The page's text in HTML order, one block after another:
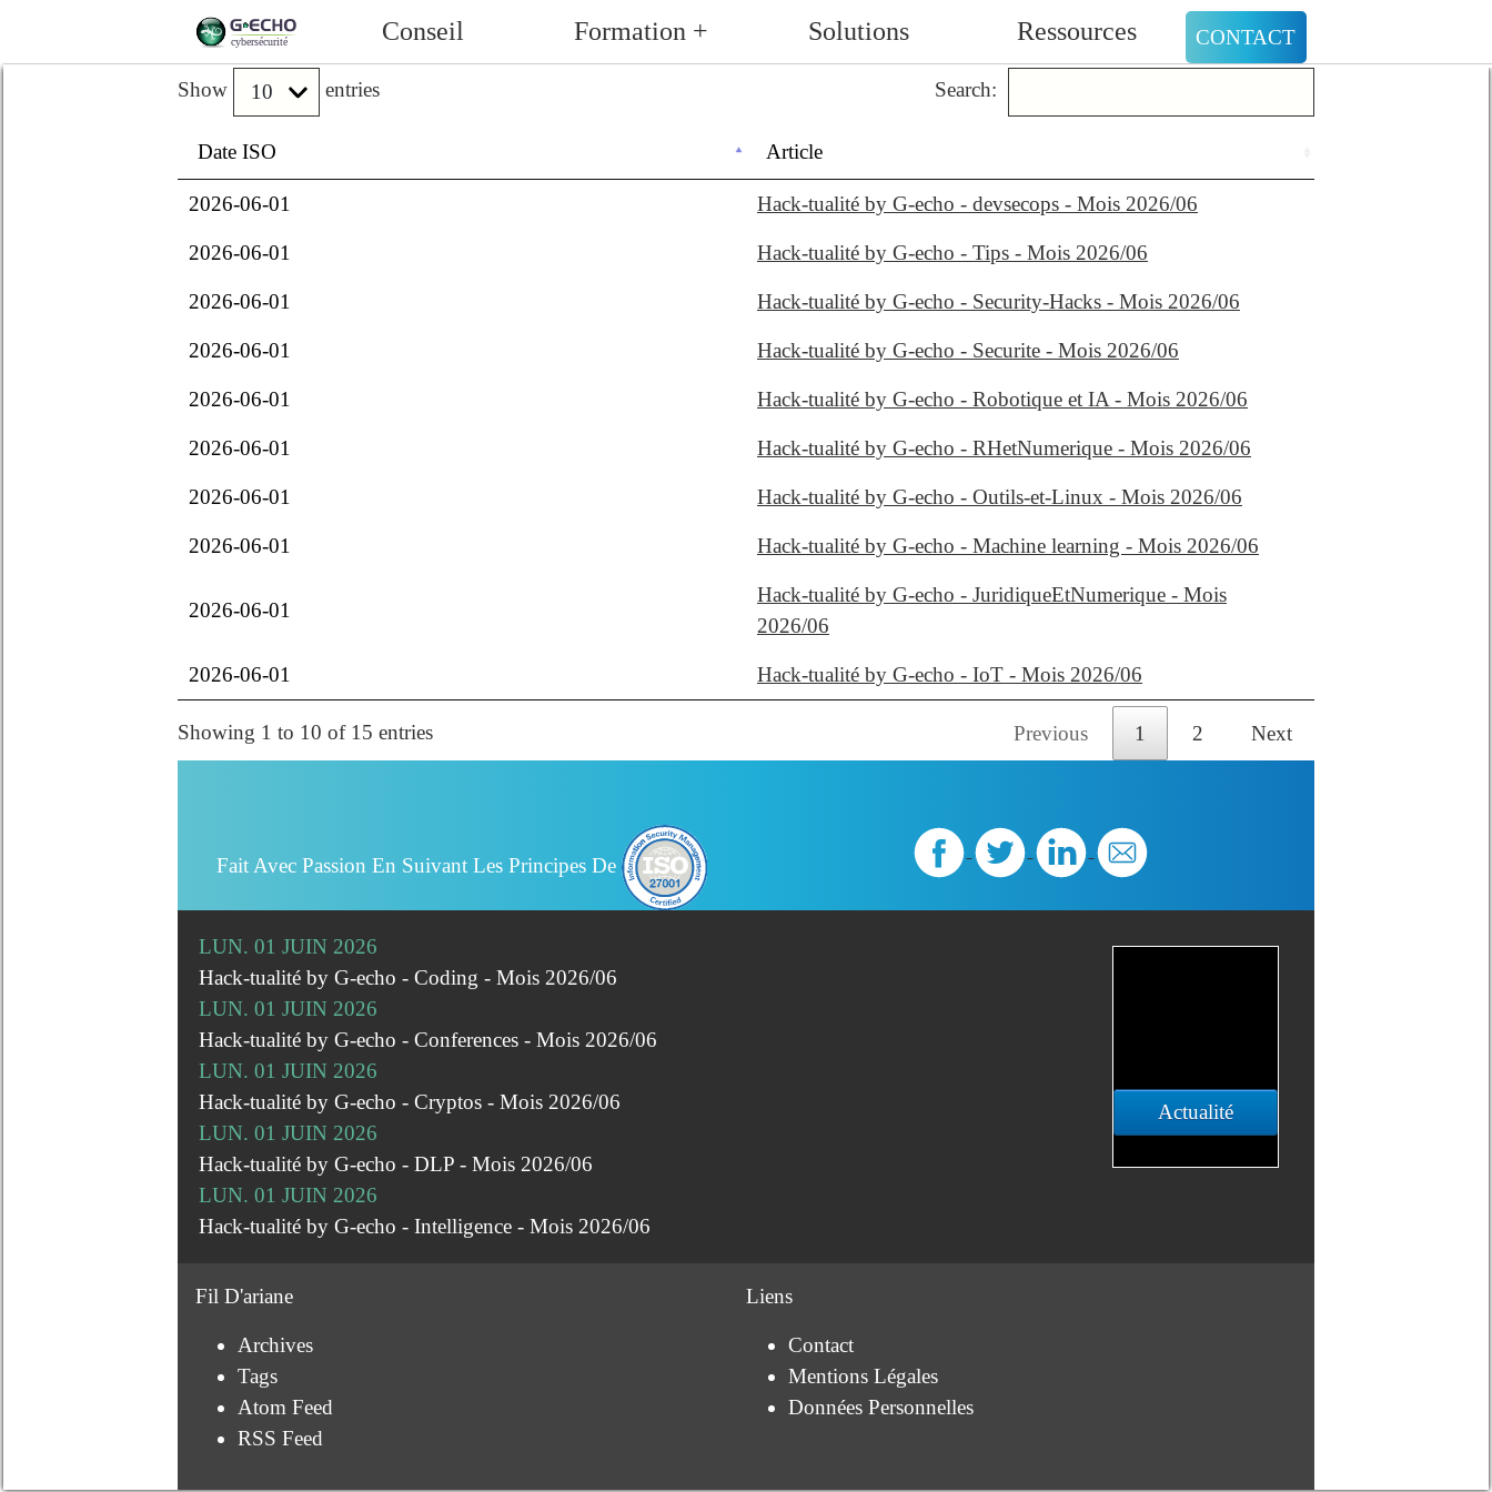
CONTACT
Conseil Formation + Solutions Ressources
Show entries Search:
Date ISO Article
2026-06-01 Hack-tualité by G-echo - devsecops - Mois 2026/06
2026-06-01 Hack-tualité by G-echo - Tips - Mois 2026/06
2026-06-01 Hack-tualité by G-echo - Security-Hacks - Mois 2026/06
2026-06-01 Hack-tualité by G-echo - Securite - Mois 2026/06
2026-06-01 Hack-tualité by G-echo - Robotique et IA - Mois 2026/06
2026-06-01 Hack-tualité by G-echo - RHetNumerique - Mois 2026/06
2026-06-01 Hack-tualité by G-echo - Outils-et-Linux - Mois 2026/06
2026-06-01 Hack-tualité by G-echo - Machine learning - Mois 2026/06
2026-06-01
Hack-tualité by G-echo - JuridiqueEtNumerique - Mois
2026/06
2026-06-01 Hack-tualité by G-echo - IoT - Mois 2026/06
Showing 1 to 10 of 15 entries Previous 1 2 Next
Fait Avec Passion En Suivant Les Principes De
Actualité
LUN. 01 JUIN 2026
Hack-tualité by G-echo - Coding - Mois 2026/06
LUN. 01 JUIN 2026
Hack-tualité by G-echo - Conferences - Mois 2026/06
LUN. 01 JUIN 2026
Hack-tualité by G-echo - Cryptos - Mois 2026/06
LUN. 01 JUIN 2026
Hack-tualité by G-echo - DLP - Mois 2026/06
LUN. 01 JUIN 2026
Hack-tualité by G-echo - Intelligence - Mois 2026/06
Fil D'ariane
Archives
Tags
Atom Feed
RSS Feed
Liens
Contact
Mentions Légales
Données Personnelles